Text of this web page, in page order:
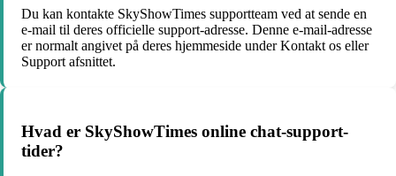
Du kan kontakte SkyShowTimes supportteam ved at sende en
e-mail til deres officielle support-adresse. Denne e-mail-adresse
er normalt angivet på deres hjemmeside under Kontakt os eller
Support afsnittet.
Hvad er SkyShowTimes online chat-support-
tider?